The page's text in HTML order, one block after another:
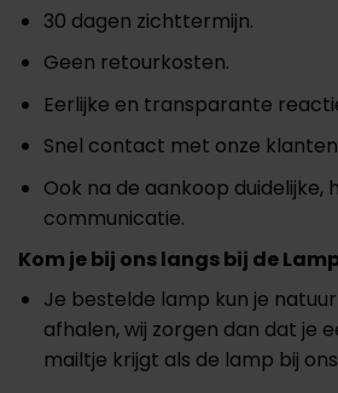
30 dagen zichttermijn.
Geen retourkosten.
Eerlijke en transparante
Snel contact met onze
Ook na de aankoop duidelijke,
communicatie.
Kom je bij ons langs bij de
Je bestelde lamp kun je
afhalen, wij zorgen dan dat je
mailtje krijgt als de lamp bij